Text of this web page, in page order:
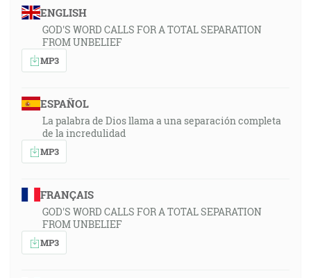
ENGLISH
GOD'S WORD CALLS FOR A TOTAL SEPARATION
FROM UNBELIEF
MP3
ESPAÑOL
La palabra de Dios llama a una separación completa
de la incredulidad
MP3
FRANÇAIS
GOD'S WORD CALLS FOR A TOTAL SEPARATION
FROM UNBELIEF
MP3